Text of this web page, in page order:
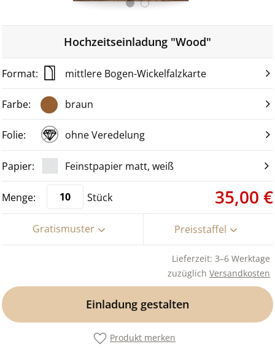
Hochzeitseinladung "Wood"
mittlere Bogen-Wickelfalzkarte
braun
ohne Veredelung
Feinstpapier matt, weiß
Stück 35,00 €
Gratismuster Preisstaffel
Lieferzeit: 3–6 Werktage
zuzüglich Versandkosten
Einladung gestalten
Produkt merken